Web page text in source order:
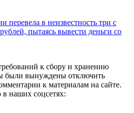
перевела в неизвестность три с
пытаясь вывести деньги со
к сбору и хранению
были вынуждены отключить
к материалам на сайте.
наших соцсетях: